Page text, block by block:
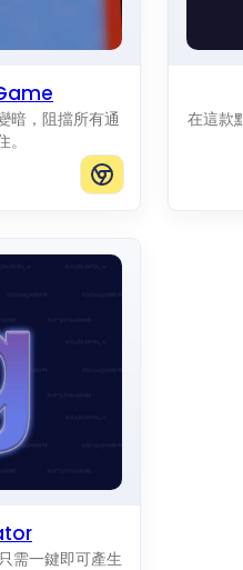
暗，阻擋所有通
在這款
需一鍵即可產生